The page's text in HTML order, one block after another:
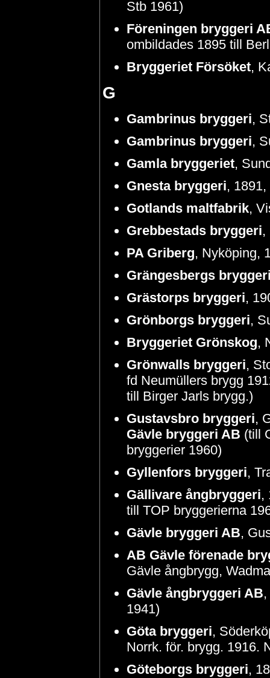
Stb 1961)
Föreningen bryggeri
ombildades 1895 till
Bryggeriet Försöket,
G
Gambrinus bryggeri,
Gambrinus bryggeri,
Gamla bryggeriet,
Gnesta bryggeri,
Gotlands maltfabrik,
Grebbestads bryggeri,
PA Griberg, Nyköping,
Grängesbergs
Grästorps bryggeri,
Grönborgs bryggeri,
Bryggeriet Grönskog,
Grönwalls bryggeri,
fd Neumüllers brygg
till Birger Jarls brygg.)
Gustavsbro bryggeri,
Gävle bryggeri AB (till
bryggerier 1960)
Gyllenfors bryggeri,
Gällivare ångbryggeri,
till TOP bryggerierna
Gävle bryggeri AB,
AB Gävle förenade
Gävle ångbrygg,
Gävle ångbryggeri AB
1941)
Göta bryggeri,
Norrk. för. brygg. 1916.
Göteborgs bryggeri,